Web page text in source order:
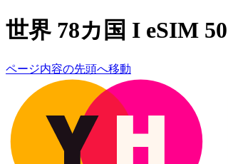
世界 78カ国 I eSIM
ページ内容の先頭へ移動